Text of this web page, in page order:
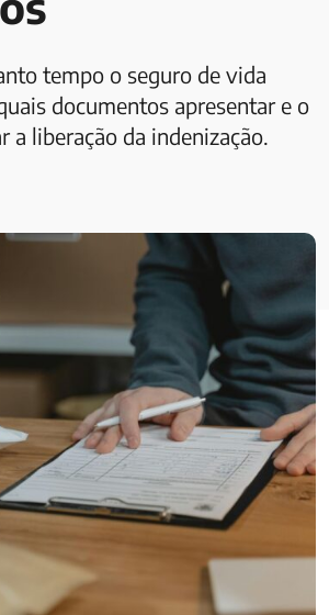
tempo o seguro de vida
documentos apresentar e o
a liberação da indenização.